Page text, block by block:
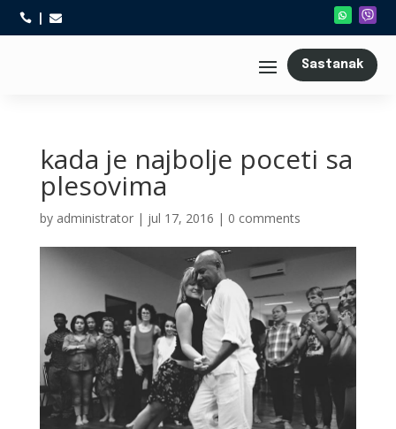
 
Sastanak
kada je najbolje poceti sa
plesovima
by administrator| jul 17, 2016 | 0 comments